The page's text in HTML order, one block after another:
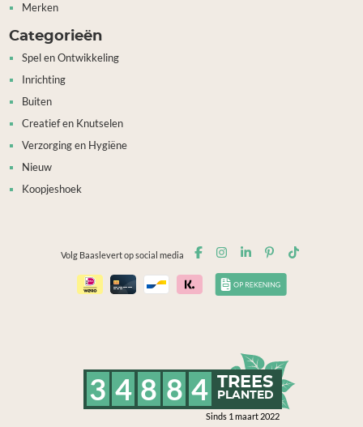
Merken
Categorieën
Spel en Ontwikkeling
Inrichting
Buiten
Creatief en Knutselen
Verzorging en Hygiëne
Nieuw
Koopjeshoek
Volg Baaslevert op social media
3 4 8 8 4 TREES
PLANTED
Sinds 1 maart 2022